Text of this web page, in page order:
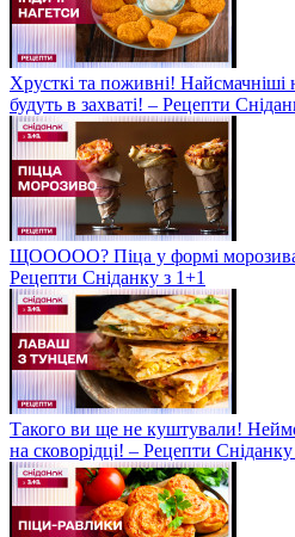
Хрусткі та поживні! Найсмачніші
будуть в захваті! – Рецепти
ЩООООО? Піца у формі
Рецепти Сніданку з 1+1
Такого ви ще не куштували!
на сковорідці! – Рецепти Сніданку